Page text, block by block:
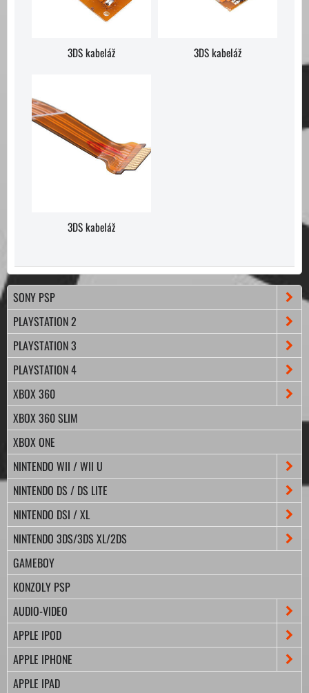
3DS kabeláž 3DS kabeláž
3DS kabeláž
SONY PSP
PLAYSTATION 2
PLAYSTATION 3
PLAYSTATION 4
XBOX 360
XBOX 360 SLIM
XBOX ONE
NINTENDO WII / WII U
NINTENDO DS / DS LITE
NINTENDO DSI / XL
NINTENDO 3DS/3DS XL/2DS
GAMEBOY
KONZOLY PSP
AUDIO-VIDEO
APPLE IPOD
APPLE IPHONE
APPLE IPAD